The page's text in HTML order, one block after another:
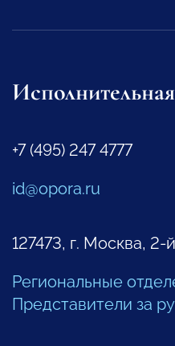
+7 (495) 247 4777
id@opora.ru
127473, г. Москва,
Региональные
Представители за